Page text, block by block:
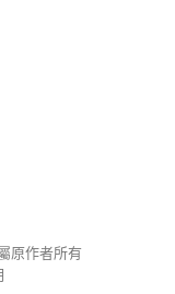
原作者所有